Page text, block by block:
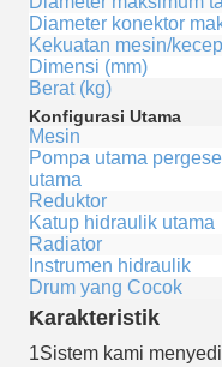
Diameter konektor
Kekuatan mesin/
Dimensi (mm)
Berat (kg)
Konfigurasi Utama
Mesin
Pompa utama
utama
Reduktor
Katup hidraulik utama
Radiator
Instrumen hidraulik
Drum yang Cocok
Karakteristik
1Sistem kami